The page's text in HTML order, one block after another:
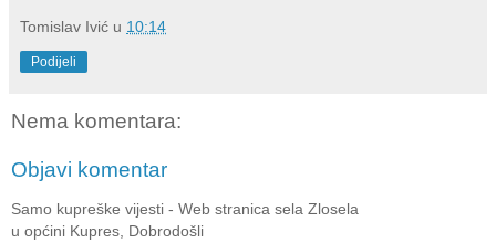
Tomislav Ivić u 10:14
Podijeli
Nema komentara:
Objavi komentar
Samo kupreške vijesti - Web stranica sela Zlosela
u općini Kupres, Dobrodošli